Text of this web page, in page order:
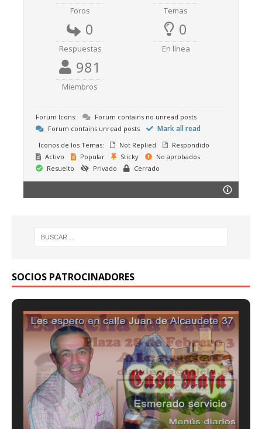
Foros Temas
0
Respuestas
0
En línea
981
Miembros
Forum Icons:
Forum contains no unread posts
Forum contains unread posts
Mark all read
Iconos de los Temas: Not Replied
Respondido
Activo
Popular Sticky
No aprobados
Resuelto
Privado Cerrado
SOCIOS PATROCINADORES